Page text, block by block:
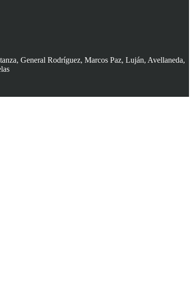
General Rodríguez, Marcos Paz, Luján, Avellaneda,